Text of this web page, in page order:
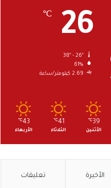
26
℃
61%
2.69 كيلومتر/ساعة
39
℃
الأثنين
41
℃
الثلاثاء
43
℃
الأربعاء
الأخيرة تعليقات